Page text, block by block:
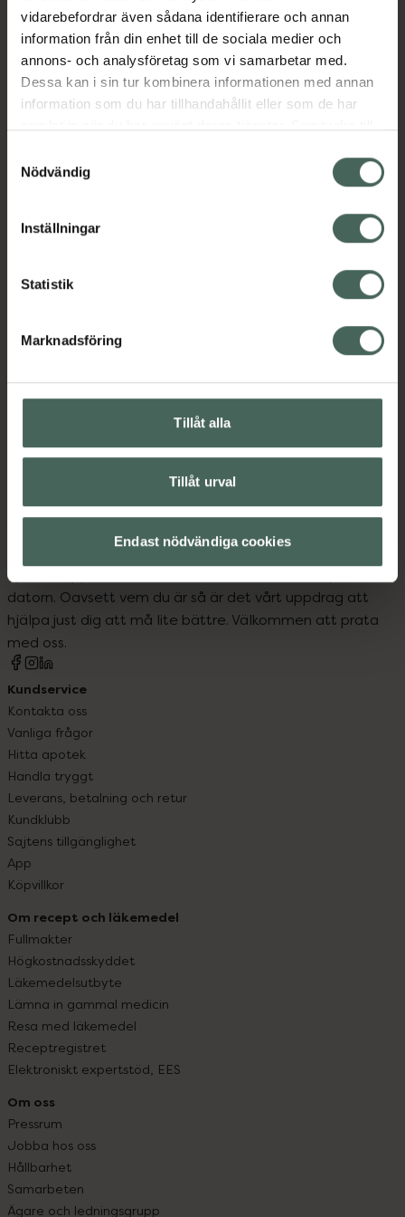
vidarebefordrar även sådana identifierare och annan
information från din enhet till de sociala medier och
annons- och analysföretag som vi samarbetar med.
Dessa kan i sin tur kombinera informationen med annan
information som du har tillhandahållit eller som de har
återkalla ditt samtycke via webbplatsens
cookieinställningar. Ett återkallat samtycke påverkar inte
lagligheten av behandling som skett innan återkallelsen.
Nödvändig
Inställningar
Statistik
Marknadsföring
Tillåt alla
Tillåt urval
Endast nödvändiga cookies
EAN:03660396015995
Kategorier:
Fotvård
Händer och fötter
Inlägg och sulor vid hälsporre och andra
Innehåll Visa
Instruktioner Visa
Upptäck flera produkter inom
Inlägg och sulor vid hälsporre och andra
Kronans Apotek finns här för dig. Du hittar oss från Skåne i
syd till Lappland i norr, och online i mobilen och på
datorn. Oavsett vem du är så är det vårt uppdrag att
hjälpa just dig att må lite bättre. Välkommen att prata
med oss.
Kundservice
Kontakta oss
Vanliga frågor
Hitta apotek
Handla tryggt
Leverans, betalning och retur
Kundklubb
Sajtens tillgänglighet
App
Köpvillkor
Om recept och läkemedel
Fullmakter
Högkostnadsskyddet
Läkemedelsutbyte
Lämna in gammal medicin
Resa med läkemedel
Receptregistret
Elektroniskt expertstöd, EES
Om oss
Pressrum
Jobba hos oss
Hållbarhet
Samarbeten
Ägare och ledningsgrupp